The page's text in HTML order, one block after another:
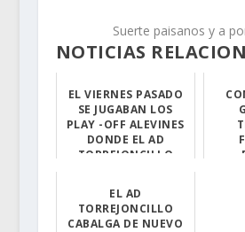
Suerte paisanos y a
NOTICIAS
EL VIERNES PASADO
SE JUGABAN LOS
PLAY -OFF ALEVINES
DONDE EL AD
TORREJONCILLO
Con estos Play-...
EL AD
TORREJONCILLO
CABALGA DE NUEVO